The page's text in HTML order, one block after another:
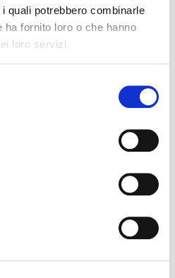
quali potrebbero combinarle
fornito loro o che hanno
loro servizi.